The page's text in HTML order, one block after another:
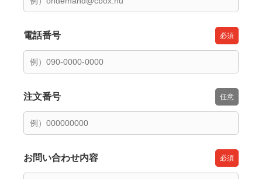
電話番号
注文番号
お問い合わせ内容